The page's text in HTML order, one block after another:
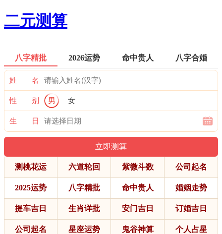
二元测算
八字精批 2026运势 命中贵人 八字合婚
姓 名
性 别 男 女
生 日
测桃花运 六道轮回 紫微斗数 公司起名
2025运势 八字精批 命中贵人 婚姻走势
提车吉日 生肖详批 安门吉日 订婚吉日
公司起名 星座运势 鬼谷神算 个人占星